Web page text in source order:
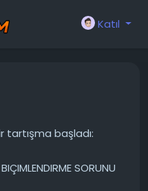
Katıl
tartışma başladı:
SORUNU